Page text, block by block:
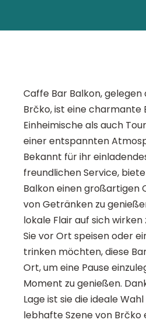
Caffe Bar Balkon, gelegen
Brčko, ist eine charmante
Einheimische als auch
einer entspannten
Bekannt für ihr
freundlichen Service,
Balkon einen großartigen
von Getränken zu
lokale Flair auf sich wirken
Sie vor Ort speisen oder
trinken möchten, diese
Ort, um eine Pause
Moment zu genießen.
Lage ist sie die ideale
lebhafte Szene von